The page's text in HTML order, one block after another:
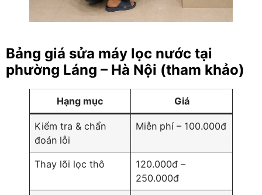
Bảng giá sửa máy lọc nước tại
phường Láng – Hà Nội (tham khảo)
Hạng mục Giá
Kiểm tra & chẩn
đoán lỗi
Miễn phí – 100.000đ
Thay lõi lọc thô
120.000đ –
250.000đ